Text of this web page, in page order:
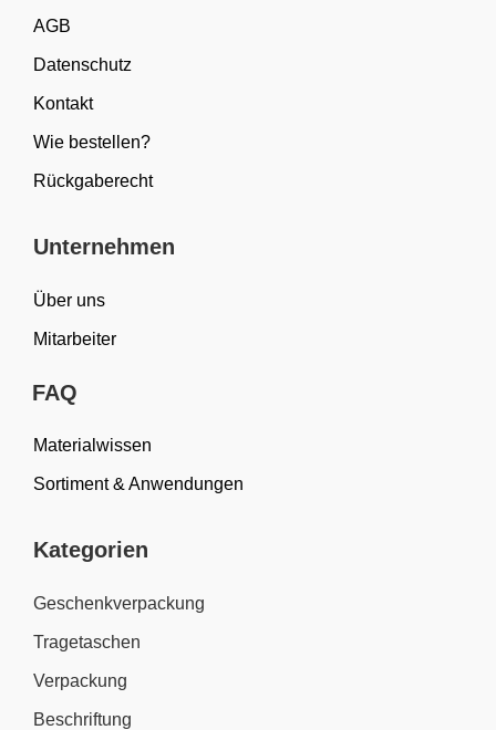
AGB
Datenschutz
Kontakt
Wie bestellen?
Rückgaberecht
Unternehmen
Über uns
Mitarbeiter
FAQ
Materialwissen
Sortiment & Anwendungen
Kategorien
Geschenkverpackung
Tragetaschen
Verpackung
Beschriftung